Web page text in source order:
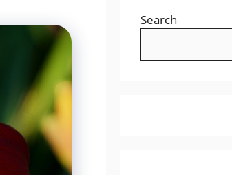
Search